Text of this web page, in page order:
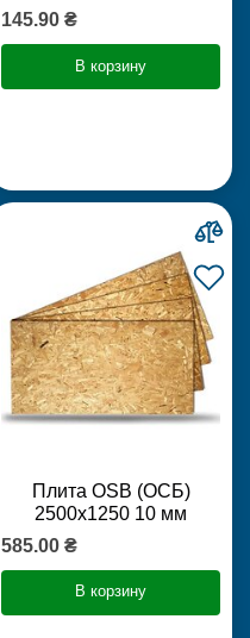
145.90 ₴
В корзину
Плита OSB (ОСБ)
2500х1250 10 мм
585.00 ₴
В корзину